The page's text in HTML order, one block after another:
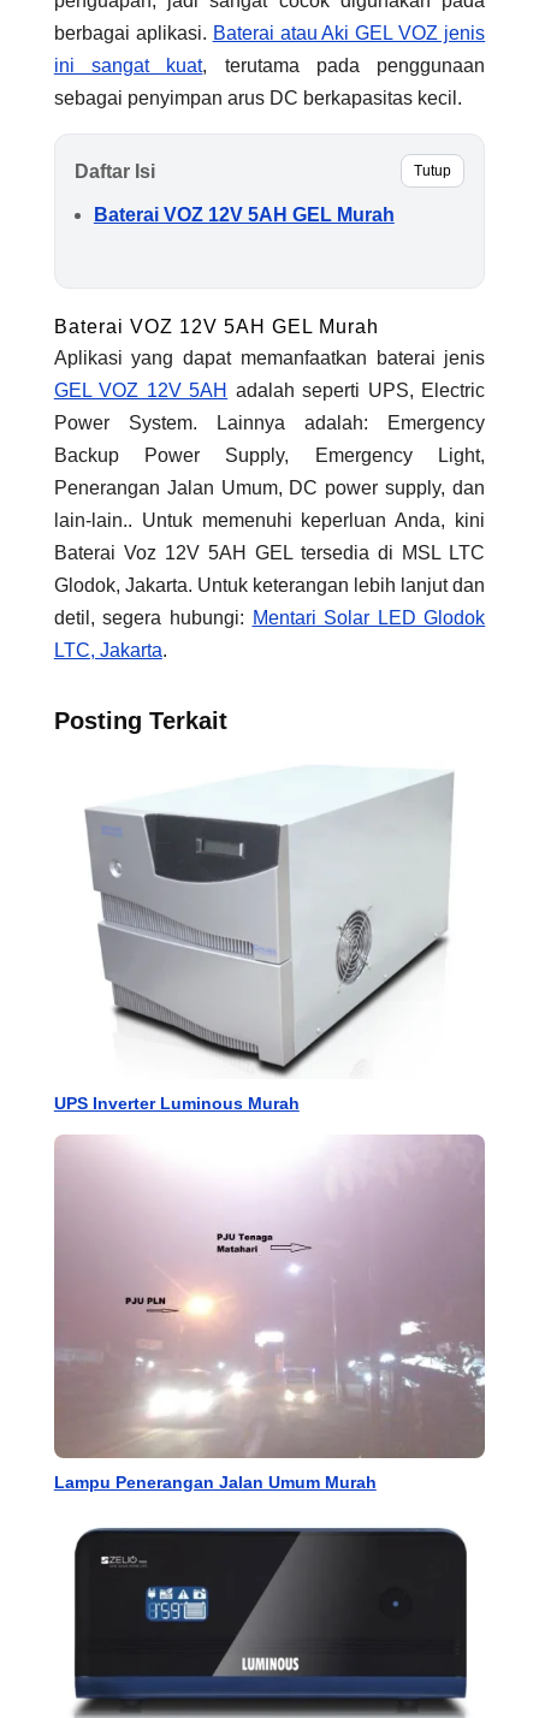
berbagai aplikasi. Baterai atau Aki GEL VOZ jenis
ini sangat kuat, terutama pada penggunaan
sebagai penyimpan arus DC berkapasitas kecil.
Daftar Isi Tutup
Baterai VOZ 12V 5AH GEL Murah
Baterai VOZ 12V 5AH GEL Murah
Aplikasi yang dapat memanfaatkan baterai jenis
GEL VOZ 12V 5AH adalah seperti UPS, Electric
Power System. Lainnya adalah: Emergency
Backup Power Supply, Emergency Light,
Penerangan Jalan Umum, DC power supply, dan
lain-lain.. Untuk memenuhi keperluan Anda, kini
Baterai Voz 12V 5AH GEL tersedia di MSL LTC
Glodok, Jakarta. Untuk keterangan lebih lanjut dan
detil, segera hubungi: Mentari Solar LED Glodok
LTC, Jakarta.
Posting Terkait
UPS Inverter Luminous Murah
Lampu Penerangan Jalan Umum Murah